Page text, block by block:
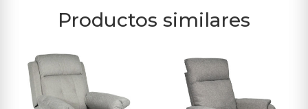
Productos similares